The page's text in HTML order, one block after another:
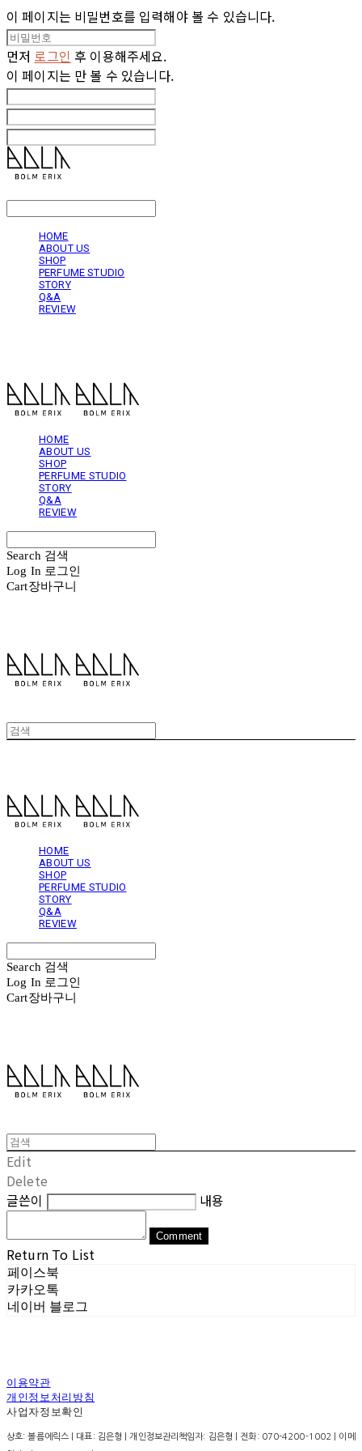
이 페이지는 비밀번호를 입력해야 볼 수 있습니다.
먼저 로그인 후 이용해주세요.
이 페이지는 만 볼 수 있습니다.
HOME
ABOUT US
SHOP
PERFUME STUDIO
STORY
Q&A
REVIEW
HOME
ABOUT US
SHOP
PERFUME STUDIO
STORY
Q&A
REVIEW
Search 검색
Log In 로그인
Cart장바구니
HOME
ABOUT US
SHOP
PERFUME STUDIO
STORY
Q&A
REVIEW
Search 검색
Log In 로그인
Cart장바구니
Edit
Delete
글쓴이
내용
Comment
Return To List
페이스북
카카오톡
네이버 블로그
이용약관
개인정보처리방침
사업자정보확인
상호: 볼름에릭스 | 대표: 김은형 | 개인정보관리책임자: 김은형 | 전화: 070-4200-1002 | 이메